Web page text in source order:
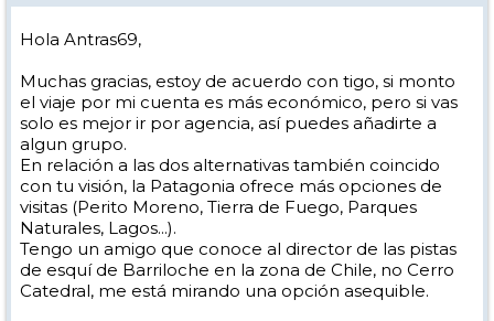
Hola Antras69,
Muchas gracias, estoy de acuerdo con tigo, si monto
el viaje por mi cuenta es más económico, pero si vas
solo es mejor ir por agencia, así puedes añadirte a
algun grupo.
En relación a las dos alternativas también coincido
con tu visión, la Patagonia ofrece más opciones de
visitas (Perito Moreno, Tierra de Fuego, Parques
Naturales, Lagos...).
Tengo un amigo que conoce al director de las pistas
de esquí de Barriloche en la zona de Chile, no Cerro
Catedral, me está mirando una opción asequible.